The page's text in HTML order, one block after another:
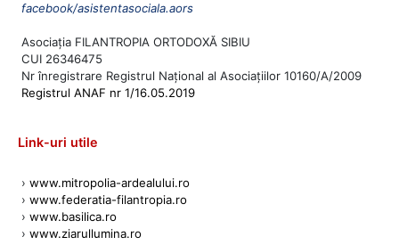
facebook/asistentasociala.aors
Asociația FILANTROPIA ORTODOXĂ SIBIU
CUI 26346475
Nr înregistrare Registrul Național al Asociațiilor 10160/A/2009
Registrul ANAF nr 1/16.05.2019
Link-uri utile
› www.mitropolia-ardealului.ro
› www.federatia-filantropia.ro
› www.basilica.ro
› www.ziarullumina.ro